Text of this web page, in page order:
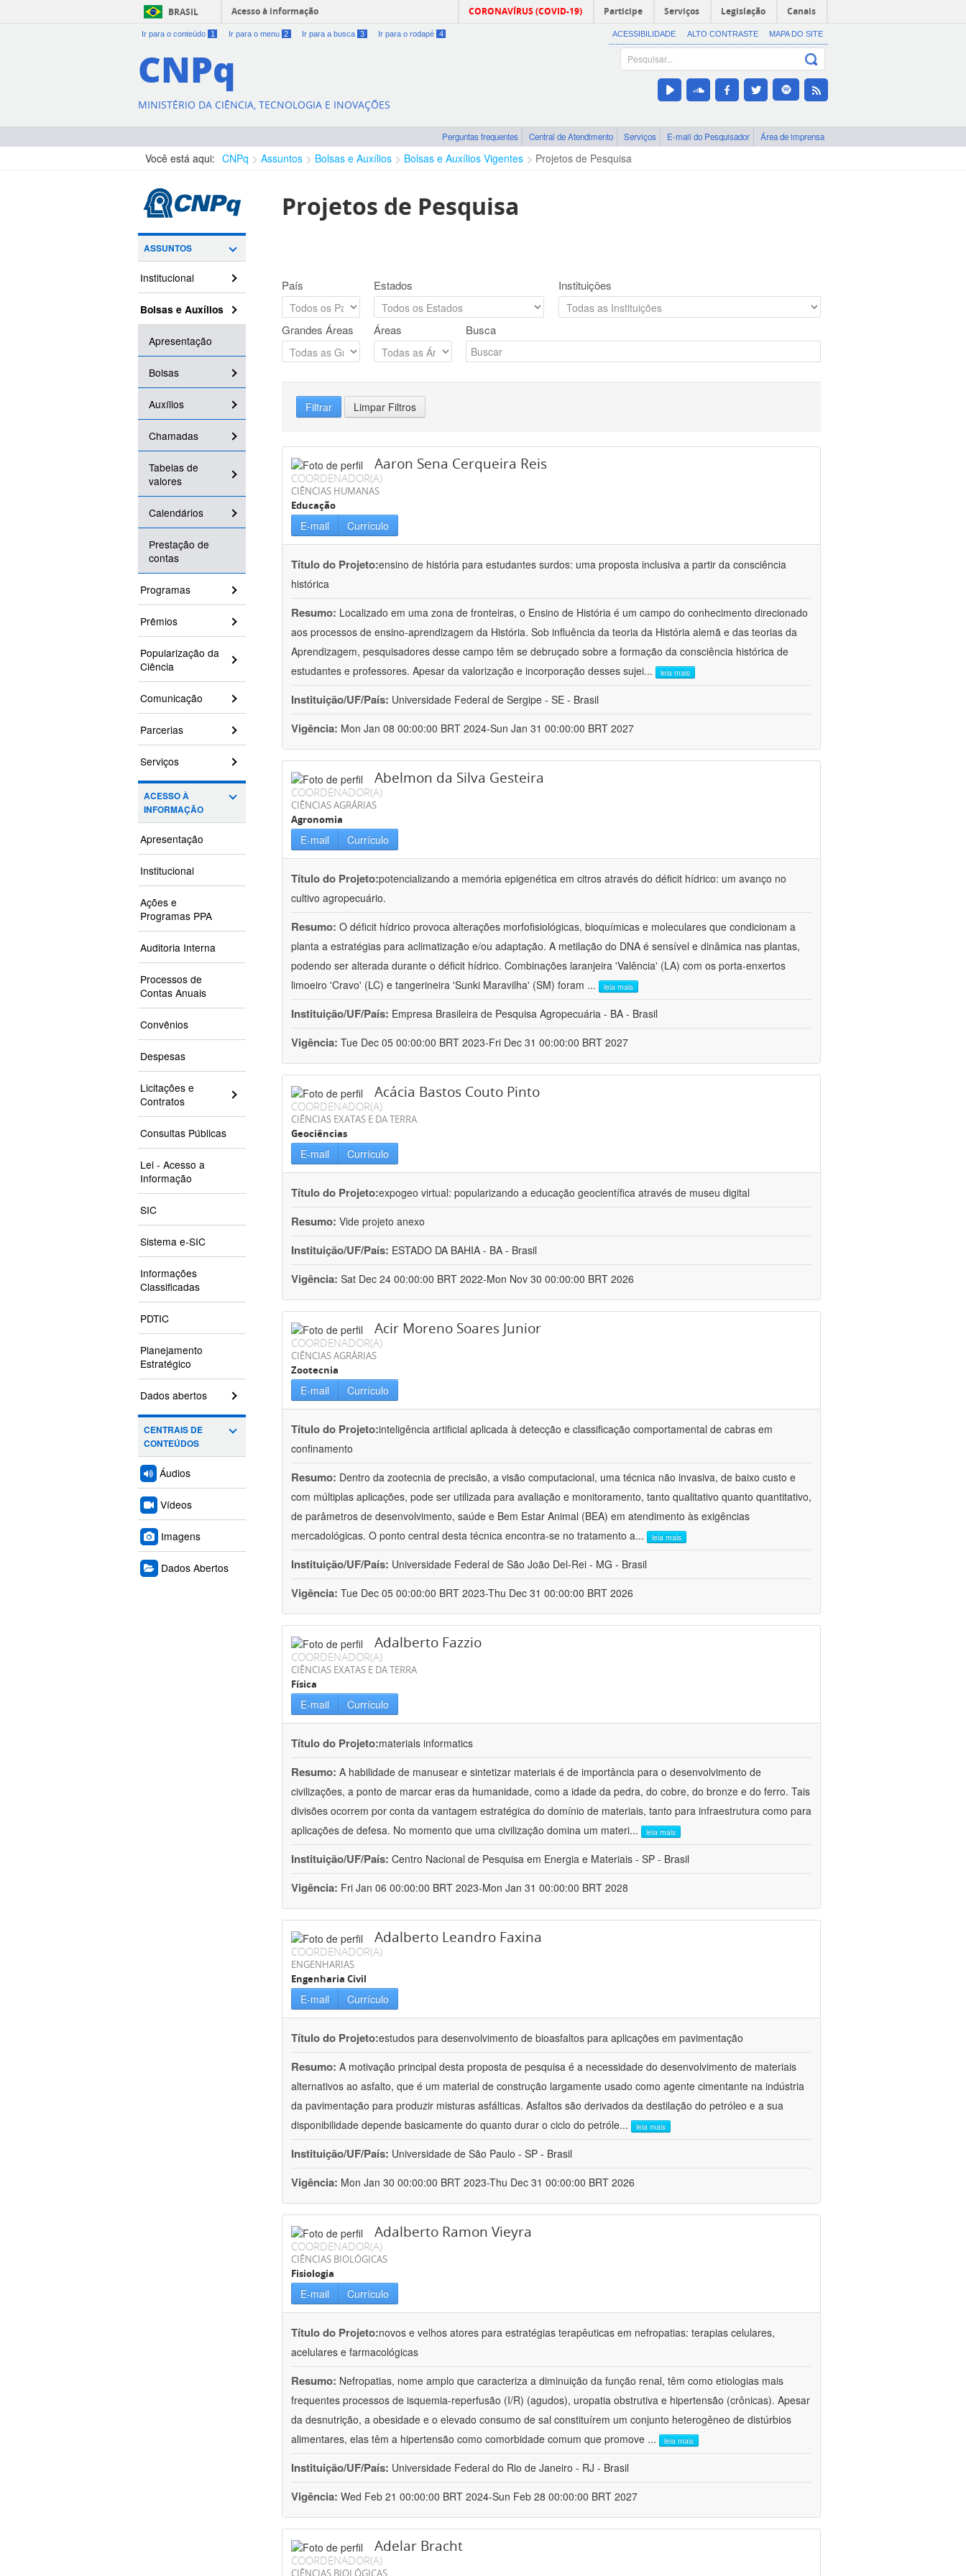
BRASIL Acesso à informação CORONAVÍRUS (COVID-19) Participe Serviços Legislação Canais
Ir para o conteúdo 1 Ir para o menu 2 Ir para a busca 3 Ir para o rodapé 4 ACESSIBILIDADE ALTO CONTRASTE MAPA DO SITE
CNPq
MINISTÉRIO DA CIÊNCIA, TECNOLOGIA E INOVAÇÕES
Perguntas frequentes Central de Atendimento Serviços E-mail do Pesquisador Área de imprensa
Você está aqui: CNPq Assuntos Bolsas e Auxílios Bolsas e Auxílios Vigentes Projetos de Pesquisa
ASSUNTOS
Institucional
Bolsas e Auxílios
Apresentação
Bolsas
Auxílios
Chamadas
Tabelas de
valores
Calendários
Prestação de
contas
Programas
Prêmios
Popularização da
Ciência
Comunicação
Parcerias
Serviços
ACESSO À
INFORMAÇÃO
Apresentação
Institucional
Ações e
Programas PPA
Auditoria Interna
Processos de
Contas Anuais
Convênios
Despesas
Licitações e
Contratos
Consultas Públicas
Lei - Acesso a
Informação
SIC
Sistema e-SIC
Informações
Classificadas
PDTIC
Planejamento
Estratégico
Dados abertos
CENTRAIS DE
CONTEÚDOS
Áudios
Vídeos
Imagens
Dados Abertos
Projetos de Pesquisa
País Estados Instituições
Grandes Áreas Áreas Busca
Filtrar Limpar Filtros
Aaron Sena Cerqueira Reis
COORDENADOR(A)
CIÊNCIAS HUMANAS
Educação
E-mail Currículo
Título do Projeto:ensino de história para estudantes surdos: uma proposta inclusiva a partir da consciência
histórica
Resumo: Localizado em uma zona de fronteiras, o Ensino de História é um campo do conhecimento direcionado
aos processos de ensino-aprendizagem da História. Sob influência da teoria da História alemã e das teorias da
Aprendizagem, pesquisadores desse campo têm se debruçado sobre a formação da consciência histórica de
estudantes e professores. Apesar da valorização e incorporação desses sujei... leia mais
Instituição/UF/País: Universidade Federal de Sergipe - SE - Brasil
Vigência: Mon Jan 08 00:00:00 BRT 2024-Sun Jan 31 00:00:00 BRT 2027
Abelmon da Silva Gesteira
COORDENADOR(A)
CIÊNCIAS AGRÁRIAS
Agronomia
E-mail Currículo
Título do Projeto:potencializando a memória epigenética em citros através do déficit hídrico: um avanço no
cultivo agropecuário.
Resumo: O déficit hídrico provoca alterações morfofisiológicas, bioquímicas e moleculares que condicionam a
planta a estratégias para aclimatização e/ou adaptação. A metilação do DNA é sensível e dinâmica nas plantas,
podendo ser alterada durante o déficit hídrico. Combinações laranjeira 'Valência' (LA) com os porta-enxertos
limoeiro 'Cravo' (LC) e tangerineira 'Sunki Maravilha' (SM) foram ... leia mais
Instituição/UF/País: Empresa Brasileira de Pesquisa Agropecuária - BA - Brasil
Vigência: Tue Dec 05 00:00:00 BRT 2023-Fri Dec 31 00:00:00 BRT 2027
Acácia Bastos Couto Pinto
COORDENADOR(A)
CIÊNCIAS EXATAS E DA TERRA
Geociências
E-mail Currículo
Título do Projeto:expogeo virtual: popularizando a educação geocientífica através de museu digital
Resumo: Vide projeto anexo
Instituição/UF/País: ESTADO DA BAHIA - BA - Brasil
Vigência: Sat Dec 24 00:00:00 BRT 2022-Mon Nov 30 00:00:00 BRT 2026
Acir Moreno Soares Junior
COORDENADOR(A)
CIÊNCIAS AGRÁRIAS
Zootecnia
E-mail Currículo
Título do Projeto:inteligência artificial aplicada à detecção e classificação comportamental de cabras em
confinamento
Resumo: Dentro da zootecnia de precisão, a visão computacional, uma técnica não invasiva, de baixo custo e
com múltiplas aplicações, pode ser utilizada para avaliação e monitoramento, tanto qualitativo quanto quantitativo,
de parâmetros de desenvolvimento, saúde e Bem Estar Animal (BEA) em atendimento às exigências
mercadológicas. O ponto central desta técnica encontra-se no tratamento a... leia mais
Instituição/UF/País: Universidade Federal de São João Del-Rei - MG - Brasil
Vigência: Tue Dec 05 00:00:00 BRT 2023-Thu Dec 31 00:00:00 BRT 2026
Adalberto Fazzio
COORDENADOR(A)
CIÊNCIAS EXATAS E DA TERRA
Física
E-mail Currículo
Título do Projeto:materials informatics
Resumo: A habilidade de manusear e sintetizar materiais é de importância para o desenvolvimento de
civilizações, a ponto de marcar eras da humanidade, como a idade da pedra, do cobre, do bronze e do ferro. Tais
divisões ocorrem por conta da vantagem estratégica do domínio de materiais, tanto para infraestrutura como para
aplicações de defesa. No momento que uma civilização domina um materi... leia mais
Instituição/UF/País: Centro Nacional de Pesquisa em Energia e Materiais - SP - Brasil
Vigência: Fri Jan 06 00:00:00 BRT 2023-Mon Jan 31 00:00:00 BRT 2028
Adalberto Leandro Faxina
COORDENADOR(A)
ENGENHARIAS
Engenharia Civil
E-mail Currículo
Título do Projeto:estudos para desenvolvimento de bioasfaltos para aplicações em pavimentação
Resumo: A motivação principal desta proposta de pesquisa é a necessidade do desenvolvimento de materiais
alternativos ao asfalto, que é um material de construção largamente usado como agente cimentante na indústria
da pavimentação para produzir misturas asfálticas. Asfaltos são derivados da destilação do petróleo e a sua
disponibilidade depende basicamente do quanto durar o ciclo do petróle... leia mais
Instituição/UF/País: Universidade de São Paulo - SP - Brasil
Vigência: Mon Jan 30 00:00:00 BRT 2023-Thu Dec 31 00:00:00 BRT 2026
Adalberto Ramon Vieyra
COORDENADOR(A)
CIÊNCIAS BIOLÓGICAS
Fisiologia
E-mail Currículo
Título do Projeto:novos e velhos atores para estratégias terapêuticas em nefropatias: terapias celulares,
acelulares e farmacológicas
Resumo: Nefropatias, nome amplo que caracteriza a diminuição da função renal, têm como etiologias mais
frequentes processos de isquemia-reperfusão (I/R) (agudos), uropatia obstrutiva e hipertensão (crônicas). Apesar
da desnutrição, a obesidade e o elevado consumo de sal constituírem um conjunto heterogêneo de distúrbios
alimentares, elas têm a hipertensão como comorbidade comum que promove ... leia mais
Instituição/UF/País: Universidade Federal do Rio de Janeiro - RJ - Brasil
Vigência: Wed Feb 21 00:00:00 BRT 2024-Sun Feb 28 00:00:00 BRT 2027
Adelar Bracht
COORDENADOR(A)
CIÊNCIAS BIOLÓGICAS